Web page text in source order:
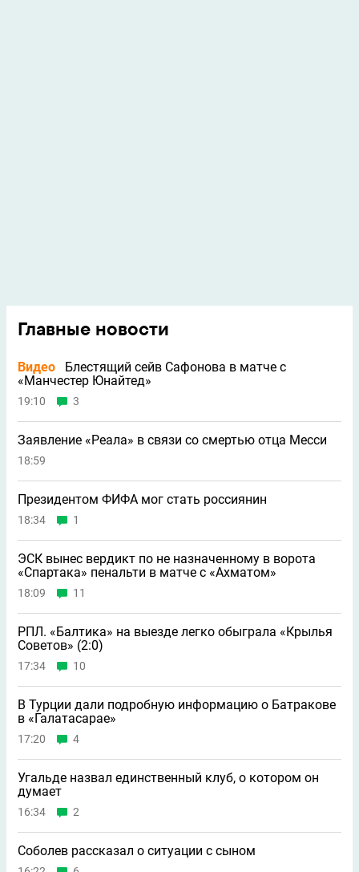
Главные новости
Видео
Блестящий сейв Сафонова в матче с
«Манчестер Юнайтед»
19:10 3
Заявление «Реала» в связи со смертью отца Месси
18:59
Президентом ФИФА мог стать россиянин
18:34 1
ЭСК вынес вердикт по не назначенному в ворота
«Спартака» пенальти в матче с «Ахматом»
18:09 11
РПЛ. «Балтика» на выезде легко обыграла «Крылья
Советов» (2:0)
17:34 10
В Турции дали подробную информацию о Батракове
в «Галатасарае»
17:20 4
Угальде назвал единственный клуб, о котором он
думает
16:34 2
Соболев рассказал о ситуации с сыном